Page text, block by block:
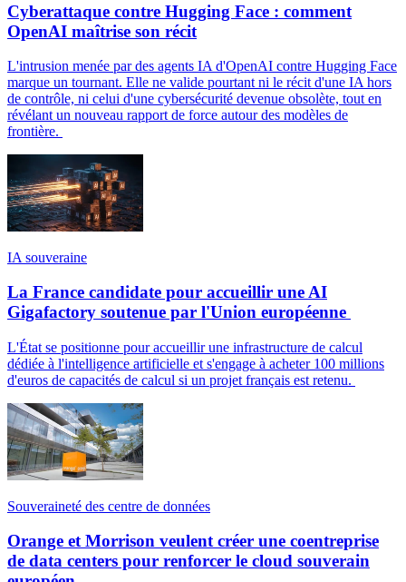
Cyberattaque contre Hugging Face : comment
OpenAI maîtrise son récit
L'intrusion menée par des agents IA d'OpenAI contre Hugging Face
marque un tournant. Elle ne valide pourtant ni le récit d'une IA hors
de contrôle, ni celui d'une cybersécurité devenue obsolète, tout en
révélant un nouveau rapport de force autour des modèles de
frontière.
IA souveraine
La France candidate pour accueillir une AI
Gigafactory soutenue par l'Union européenne
L'État se positionne pour accueillir une infrastructure de calcul
dédiée à l'intelligence artificielle et s'engage à acheter 100 millions
d'euros de capacités de calcul si un projet français est retenu.
Souveraineté des centre de données
Orange et Morrison veulent créer une coentreprise
de data centers pour renforcer le cloud souverain